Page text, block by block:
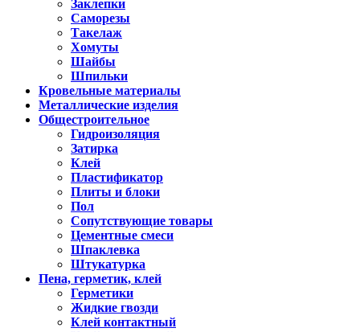
Заклепки
Саморезы
Такелаж
Хомуты
Шайбы
Шпильки
Кровельные материалы
Металлические изделия
Общестроительное
Гидроизоляция
Затирка
Клей
Пластификатор
Плиты и блоки
Пол
Сопутствующие товары
Цементные смеси
Шпаклевка
Штукатурка
Пена, герметик, клей
Герметики
Жидкие гвозди
Клей контактный